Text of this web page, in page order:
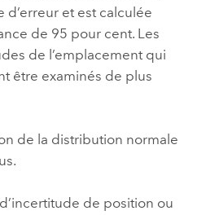
d’erreur et est calculée
de 95 pour cent. Les
de l’emplacement qui
être examinés de plus
de la distribution normale
de position ou